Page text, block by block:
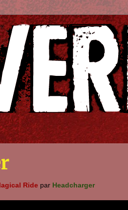
Ride par Headcharger